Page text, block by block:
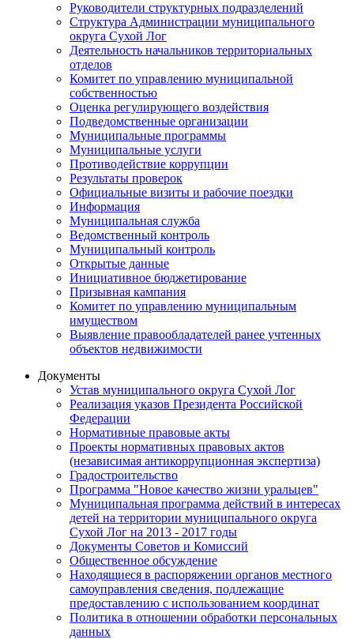
Руководители структурных подразделений
Структура Администрации муниципального
округа Сухой Лог
Деятельность начальников территориальных
отделов
Комитет по управлению муниципальной
собственностью
Оценка регулирующего воздействия
Подведомственные организации
Муниципальные программы
Муниципальные услуги
Противодействие коррупции
Результаты проверок
Официальные визиты и рабочие поездки
Информация
Муниципальная служба
Ведомственный контроль
Муниципальный контроль
Открытые данные
Инициативное бюджетирование
Призывная кампания
Комитет по управлению муниципальным
имуществом
Выявление правообладателей ранее учтенных
объектов недвижимости
Документы
Устав муниципального округа Сухой Лог
Реализация указов Президента Российской
Федерации
Нормативные правовые акты
Проекты нормативных правовых актов
(независимая антикоррупционная экспертиза)
Градостроительство
Программа "Новое качество жизни уральцев"
Муниципальная программа действий в интересах
детей на территории муниципального округа
Сухой Лог на 2013 - 2017 годы
Документы Советов и Комиссий
Общественное обсуждение
Находящиеся в распоряжении органов местного
самоуправления сведения, подлежащие
предоставлению с использованием координат
Политика в отношении обработки персональных
данных